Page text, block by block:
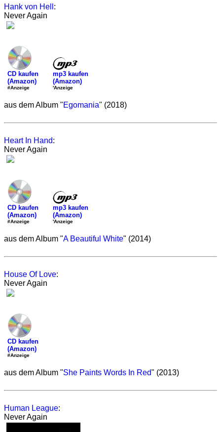
Hank von Hell :
Never Again
CD kaufen
(Amazon)
#Anzeige
mp3 kaufen
(Amazon)
'Anzeige
aus dem Album "Egomania" (2018)
Heart In Hand:
Never Again
CD kaufen
(Amazon)
#Anzeige
mp3 kaufen
(Amazon)
'Anzeige
aus dem Album "A Beautiful White" (2014)
House Of Love:
Never Again
CD kaufen
(Amazon)
#Anzeige
aus dem Album "She Paints Words In Red" (2013)
Human League:
Never Again